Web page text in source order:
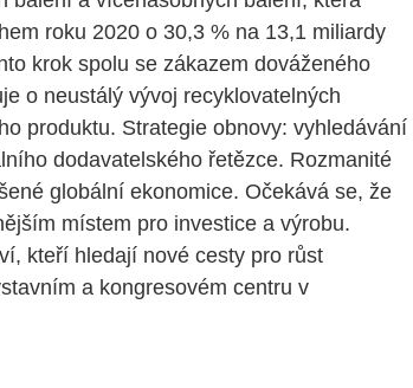
roku 2020 o 30,3 % na 13,1 miliardy
krok spolu se zákazem dováženého
o neustálý vývoj recyklovatelných
produktu. Strategie obnovy: vyhledávání
dodavatelského řetězce. Rozmanité
globální ekonomice. Očekává se, že
místem pro investice a výrobu.
kteří hledají nové cesty pro růst
a kongresovém centru v